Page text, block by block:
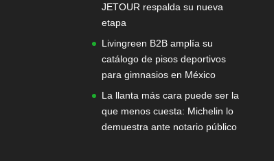
JETOUR respalda su nueva
etapa
Livingreen B2B amplía su
catálogo de pisos deportivos
para gimnasios en México
La llanta más cara puede ser la
que menos cuesta: Michelin lo
demuestra ante notario público